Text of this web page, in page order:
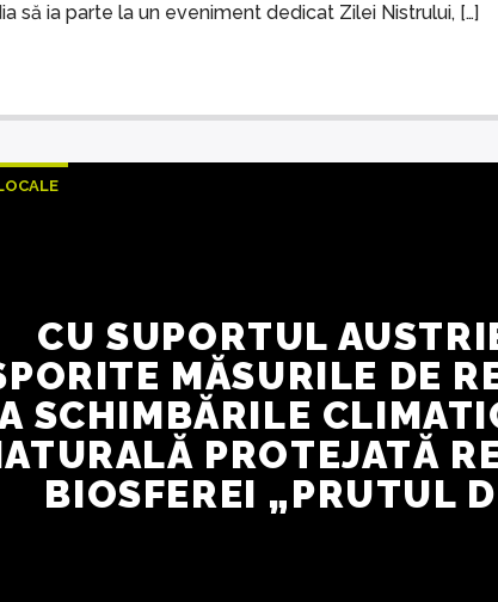
să ia parte la un eveniment dedicat Zilei Nistrului, […]
CU SUPORTUL
MĂSURILE DE
SCHIMBĂRILE
PROTEJATĂ
BIOSFEREI „PRUTUL